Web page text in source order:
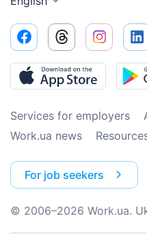
Services for employers
Work.ua news
For job seekers
© 2006–2026 Work.ua.